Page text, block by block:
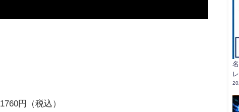
1760円（税込）